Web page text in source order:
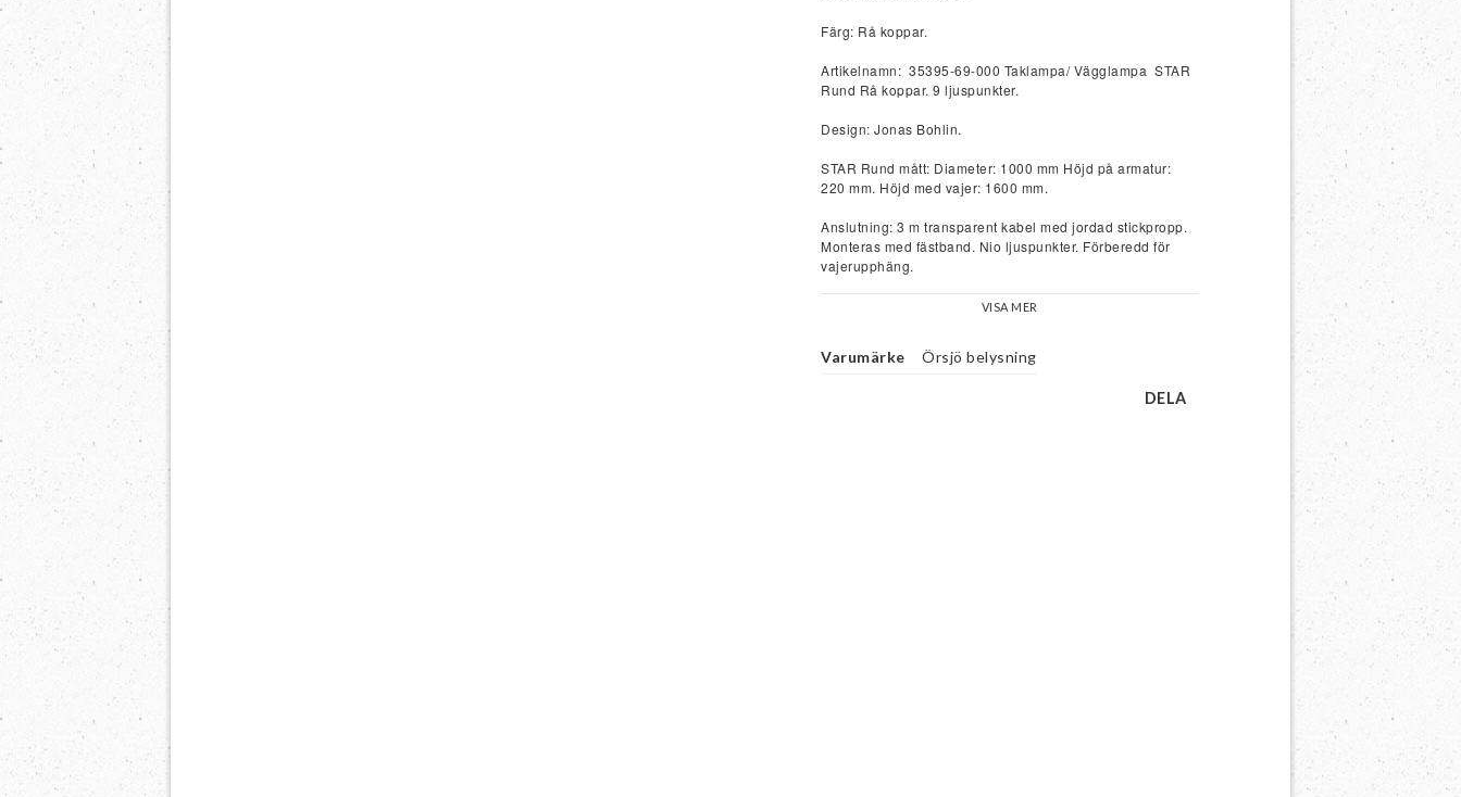
Färg: Rå koppar.
Artikelnamn:  35395-69-000 Taklampa/ Vägglampa  STAR
Rund Rå koppar. 9 ljuspunkter.
Design: Jonas Bohlin.
STAR Rund mått: Diameter: 1000 mm Höjd på armatur:
220 mm. Höjd med vajer: 1600 mm.
Anslutning: 3 m transparent kabel med jordad stickpropp.
Monteras med fästband. Nio ljuspunkter. Förberedd för
vajerupphäng.
Rekommenderad ljuskälla: 4W LED E14 dimbar.
VISA MER
Varumärke Örsjö belysning
DELA